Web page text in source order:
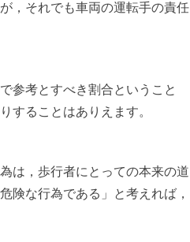
，それでも車両の運転手の責任
参考とすべき割合ということ
することはありえます。
は，歩行者にとっての本来の道
険な行為である」と考えれば，